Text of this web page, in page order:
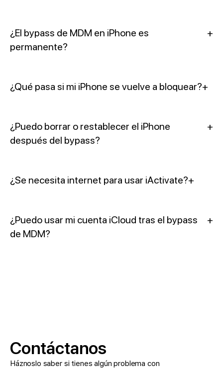
¿El bypass de MDM en iPhone es
permanente?
+
¿Qué pasa si mi iPhone se vuelve a bloquear?+
¿Puedo borrar o restablecer el iPhone
después del bypass?
+
¿Se necesita internet para usar iActivate?+
¿Puedo usar mi cuenta iCloud tras el bypass
de MDM?
+
Contáctanos
Háznoslo saber si tienes algún problema con